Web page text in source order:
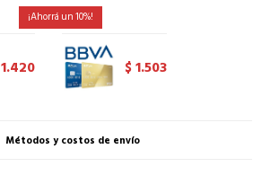
10
1.420 $1.503
Métodos y costos de envío